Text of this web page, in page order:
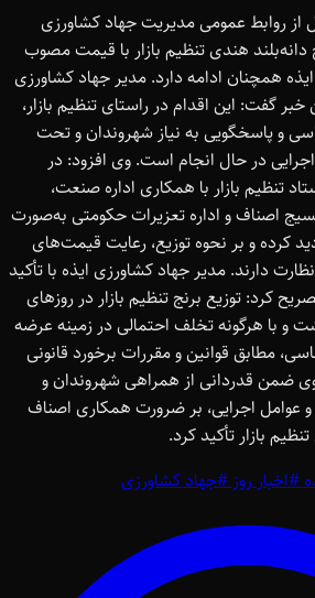
24 و به نقل از روابط عمومی مدیریت جهاد کشاورزی
دانه‌بلند هندی تنظیم بازار با قیمت مصوب
همچنان ادامه دارد. مدیر جهاد کشاورزی
خبر گفت: این اقدام در راستای تنظیم بازار،
و پاسخگویی به نیاز شهروندان و تحت
در حال انجام است. وی افزود: در
تنظیم بازار با همکاری اداره صنعت،
اصناف و اداره تعزیرات حکومتی به‌صورت
کرده و بر نحوه توزیع، رعایت قیمت‌های
دارند. مدیر جهاد کشاورزی ایذه با تأکید
کرد: توزیع برنج تنظیم بازار در روزهای
و با هرگونه تخلف احتمالی در زمینه عرضه
مطابق قوانین و مقررات برخورد قانونی
ضمن قدردانی از همراهی شهروندان و
عوامل اجرایی، بر ضرورت همکاری اصناف
بازار تأکید کرد.
#اخبار روز#جهاد کشاورزی